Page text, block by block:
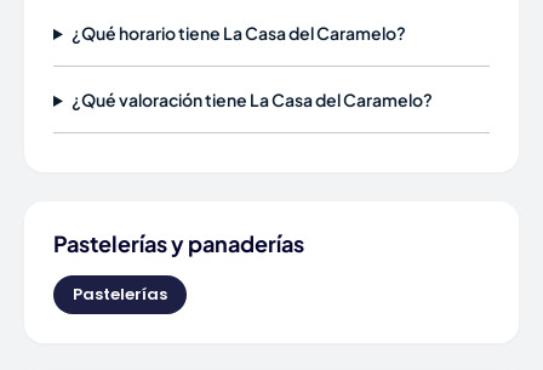
¿Qué horario tiene La Casa del Caramelo?
¿Qué valoración tiene La Casa del Caramelo?
Pastelerías y panaderías
Pastelerías